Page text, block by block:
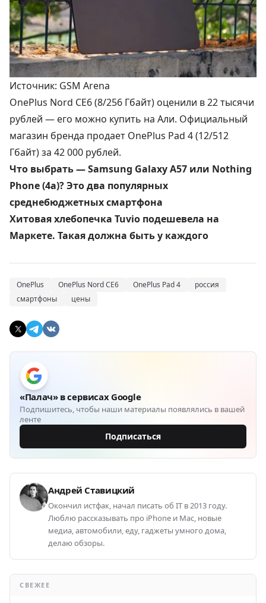
Источник: GSM Arena
OnePlus Nord CE6 (8/256 Гбайт) оценили в22 тысячи
рублей — его можно купить на Али. Официальный
магазин бренда продает OnePlus Pad 4 (12/512
Гбайт) за 42 000 рублей.
Что выбрать — Samsung Galaxy A57 или Nothing
Phone (4a)? Это два популярных
среднебюджетных смартфона
Хитовая хлебопечка Tuvio подешевела на
Маркете. Такая должна быть у каждого
OnePlus OnePlus Nord CE6 OnePlus Pad 4
россия
смартфоны
цены
«Палач» в сервисах Google
Подпишитесь, чтобы наши материалы появлялись в вашей
ленте
Подписаться
Андрей Ставицкий
Окончил истфак, начал писать об IT в 2013 году.
Люблю рассказывать про iPhone и Mac, новые
медиа, автомобили, еду, гаджеты умного дома,
делаю обзоры.
СВЕЖЕЕ